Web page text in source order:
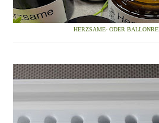
HERZSAME- ODER